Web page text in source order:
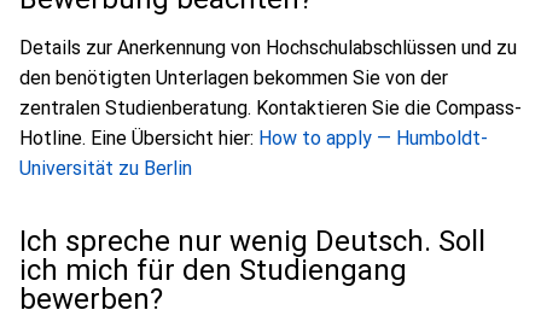
Details zur Anerkennung von Hochschulabschlüssen und zu
den benötigten Unterlagen bekommen Sie von der
zentralen Studienberatung. Kontaktieren Sie die Compass-
Hotline. Eine Übersicht hier: How to apply — Humboldt-
Universität zu Berlin
Ich spreche nur wenig Deutsch. Soll
ich mich für den Studiengang
bewerben?